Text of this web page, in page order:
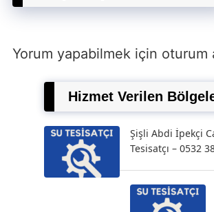
Yorum yapabilmek için oturum
Hizmet Verilen
Şişli Abdi İpekçi
Tesisatçı – 0532